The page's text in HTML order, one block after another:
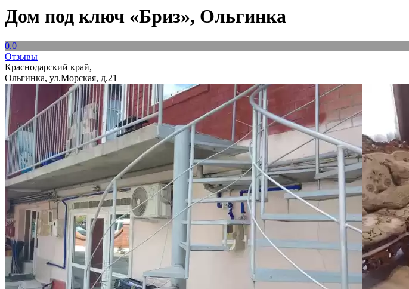
Дом под ключ «Бриз», Ольгинка
0.0
Отзывы
Краснодарский край,
Ольгинка, ул.Морская, д.21